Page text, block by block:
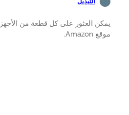
العثور على كل قطعة من الأجهزة